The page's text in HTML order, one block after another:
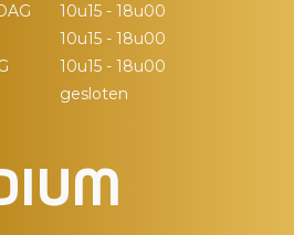
10u15 - 18u00
10u15 - 18u00
10u15 - 18u00
gesloten